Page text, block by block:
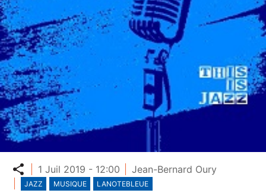
Partager
1 Juil 2019 - 12:00 Jean-Bernard Oury
JAZZ MUSIQUE LANOTEBLEUE